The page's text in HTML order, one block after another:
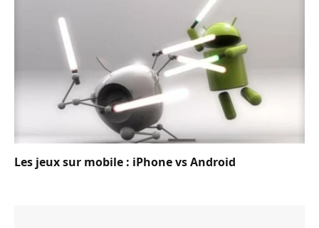
Les jeux sur mobile : iPhone vs Android